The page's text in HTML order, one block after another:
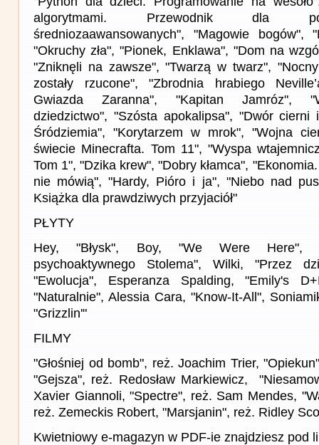
algorytmami. Przewodnik dla
średniozaawansowanych", "Magowie bogów",
"Okruchy zła", "Pionek, Enklawa", "Dom na
"Zniknęli na zawsze", "Twarzą w twarz",
zostały rzucone", "Zbrodnia hrabiego
Gwiazda Zaranna", "Kapitan Jamróz",
dziedzictwo", "Szósta apokalipsa", "Dwór cierni
Śródziemia", "Korytarzem w mrok", "Wojna
świecie Minecrafta. Tom 11", "Wyspa
Tom 1", "Dzika krew", "Dobry kłamca",
nie mówią", "Hardy, Pióro i ja", "Niebo nad
Książka dla prawdziwych przyjaciół"
PŁYTY
Hey, "Błysk", Boy, "We Were Here",
psychoaktywnego Stolema", Wilki, "Przez
"Ewolucja", Esperanza Spalding, "Emily's
"Naturalnie", Alessia Cara, "Know-It-All",
"Grizzlin'"
FILMY
"Głośniej od bomb", reż. Joachim Trier,
"Gejsza", reż. Redosław Markiewicz,
Xavier Giannoli, "Spectre", reż. Sam Mendes,
reż. Zemeckis Robert, "Marsjanin", reż. Ridley
Kwietniowy e-magazyn w PDF-ie znajdziesz pod